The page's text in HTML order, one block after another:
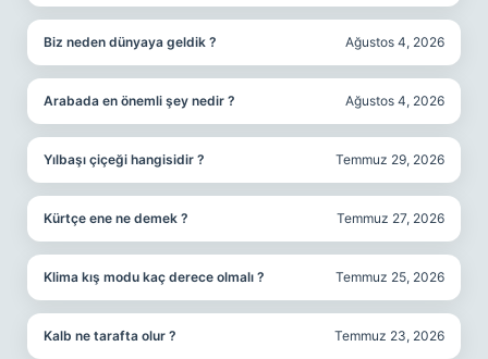
Biz neden dünyaya geldik ? Ağustos 4, 2026
Arabada en önemli şey nedir ? Ağustos 4, 2026
Yılbaşı çiçeği hangisidir ? Temmuz 29, 2026
Kürtçe ene ne demek ? Temmuz 27, 2026
Klima kış modu kaç derece olmalı ? Temmuz 25, 2026
Kalb ne tarafta olur ? Temmuz 23, 2026